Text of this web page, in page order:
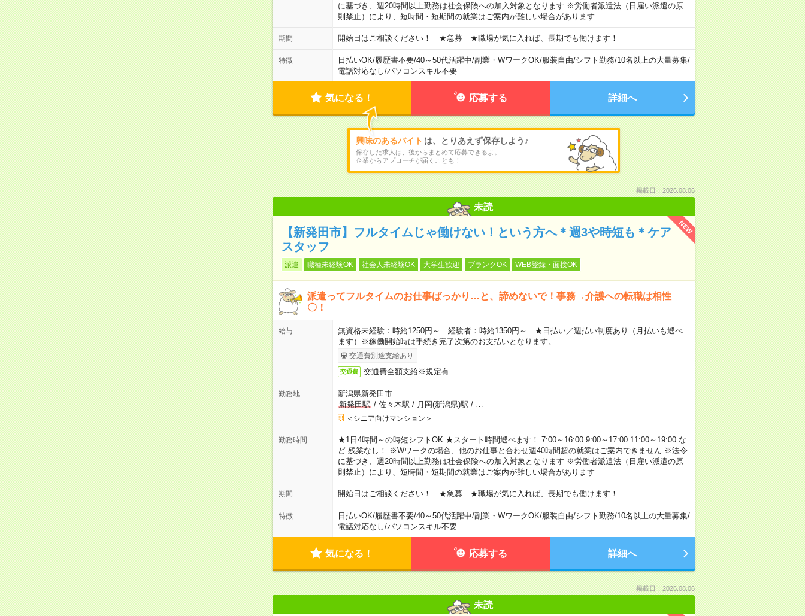
に基づき、週20時間以上勤務は社会保険への加入対象となります ※労働者派遣法（日雇い派遣の原
則禁止）により、短時間・短期間の就業はご案内が難しい場合があります
期間 開始日はご相談ください！ ★急募 ★職場が気に入れば、長期でも働けます！
特徴 日払いOK/履歴書不要/40～50代活躍中/副業・WワークOK/服装自由/シフト勤務/10名以上の大量募集/
電話対応なし/パソコンスキル不要
気になる！ 応募する 詳細へ
興味のあるバイト は、とりあえず保存しよう♪
保存した求人は、後からまとめて応募できるよ。
企業からアプローチが届くことも！
掲載日：2026.08.06
未読
NEW
【新発田市】フルタイムじゃ働けない！という方へ＊週3や時短も＊ケア
スタッフ
派遣 職種未経験OK 社会人未経験OK 大学生歓迎 ブランクOK WEB登録・面接OK
派遣ってフルタイムのお仕事ばっかり…と、諦めないで！事務→介護への転職は相性
〇！
給与
無資格未経験：時給1250円～ 経験者：時給1350円～ ★日払い／週払い制度あり（月払いも選べ
ます）※稼働開始時は手続き完了次第のお支払いとなります。
交通費別途支給あり
交通費 交通費全額支給※規定有
勤務地
新潟県新発田市
新発田駅/ 佐々木駅 / 月岡(新潟県)駅 /
＜シニア向けマンション＞
勤務時間
★1日4時間～の時短シフトOK ★スタート時間選べます！ 7:00～16:00 9:00～17:00 11:00～19:00 な
ど 残業なし！ ※Wワークの場合、他のお仕事と合わせ週40時間超の就業はご案内できません ※法令
に基づき、週20時間以上勤務は社会保険への加入対象となります ※労働者派遣法（日雇い派遣の原
則禁止）により、短時間・短期間の就業はご案内が難しい場合があります
期間 開始日はご相談ください！ ★急募 ★職場が気に入れば、長期でも働けます！
特徴 日払いOK/履歴書不要/40～50代活躍中/副業・WワークOK/服装自由/シフト勤務/10名以上の大量募集/
電話対応なし/パソコンスキル不要
気になる！ 応募する 詳細へ
掲載日：2026.08.06
未読